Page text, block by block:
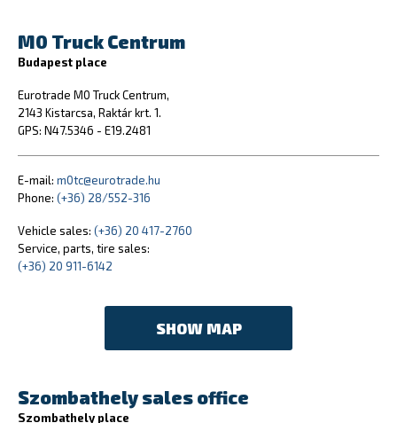
M0 Truck Centrum
Budapest place
Eurotrade M0 Truck Centrum,
2143 Kistarcsa, Raktár krt. 1.
GPS: N47.5346 - E19.2481
E-mail: m0tc@eurotrade.hu
Phone: (+36) 28/552-316
Vehicle sales: (+36) 20 417-2760
Service, parts, tire sales:
(+36) 20 911-6142
SHOW MAP
Szombathely sales office
Szombathely place